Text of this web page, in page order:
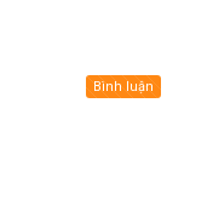
Bình luận